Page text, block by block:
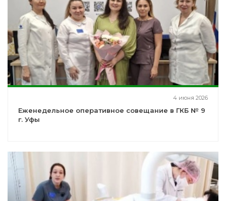
4 июня 2026
Еженедельное оперативное совещание в ГКБ № 9
г. Уфы